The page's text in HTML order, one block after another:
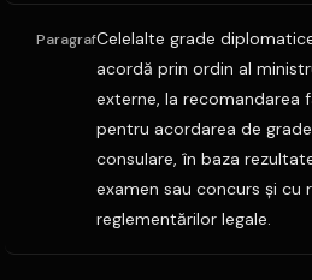
ParagrafCelelalte grade
acordă prin ordin al
externe, la recomandarea
pentru acordarea de
consulare, în baza
examen sau concurs şi cu
reglementărilor legale.